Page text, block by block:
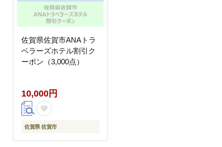
佐賀県佐賀市ANAトラ
ベラーズホテル割引ク
ーポン（3,000点）
10,000円
佐賀県 佐賀市